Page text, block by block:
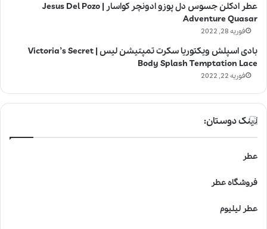
عطر ادکلن جسوس دل پوزو ادونچر کواسار | Jesus Del Pozo
Adventure Quasar
فوریه 28, 2022
بادی اسپلش ویکتوریا سکرت تمپتیشن لیس | Victoria’s Secret
Body Splash Temptation Lace
فوریه 22, 2022
لینک دوستان:
عطر
فروشگاه عطر
عطر لیلیوم